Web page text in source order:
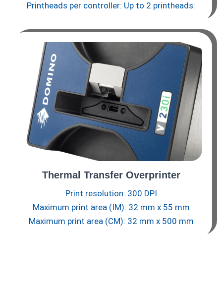
Printheads per controller: Up to 2 printheads:
Thermal Transfer Overprinter
Print resolution: 300 DPI
Maximum print area (IM): 32 mm x 55 mm
Maximum print area (CM): 32 mm x 500 mm